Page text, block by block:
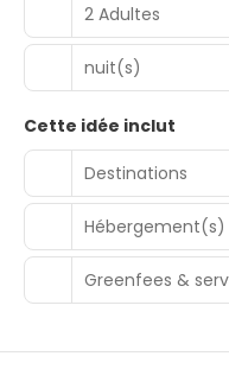
2 Adultes
nuit(s)
Cette idée inclut
Destinations
Hébergement(s)
Greenfees &